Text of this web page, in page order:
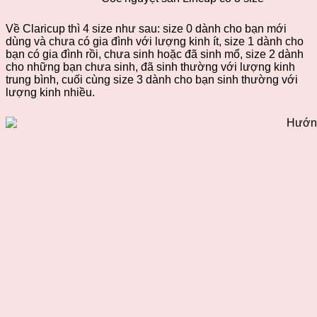
Về Claricup thì 4 size như sau: size 0 dành cho bạn mới
dùng và chưa có gia đình với lượng kinh ít, size 1 dành cho
bạn có gia đình rồi, chưa sinh hoặc đã sinh mổ, size 2 dành
cho những bạn chưa sinh, đã sinh thường với lượng kinh
trung bình, cuối cùng size 3 dành cho bạn sinh thường với
lượng kinh nhiều.